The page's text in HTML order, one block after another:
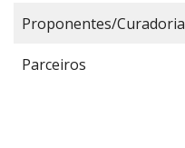
Proponentes/Curadoria
Parceiros